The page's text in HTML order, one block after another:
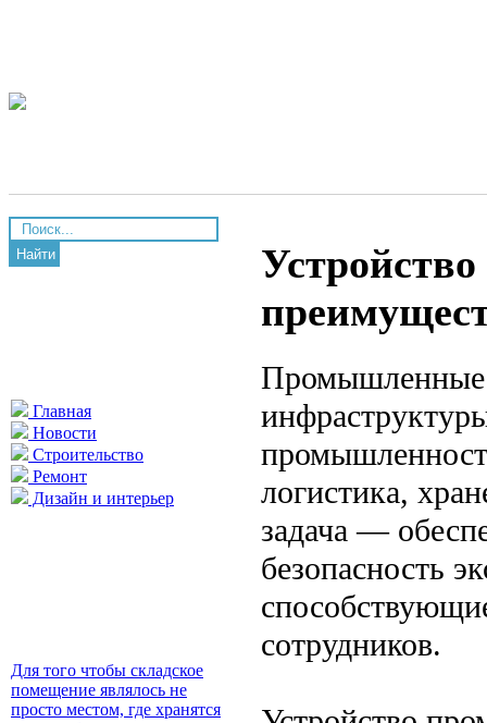
Найти
Главная
Новости
Строительство
Ремонт
Дизайн и интерьер
Для того чтобы складское
помещение являлось не
просто местом, где хранятся
Промышленные
логистика,
задача —
безопасность
сотрудников.